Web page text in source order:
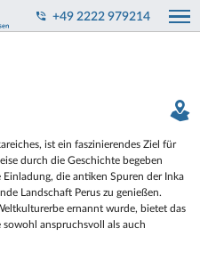
+49 2222 979214
ist ein faszinierendes Ziel für
durch die Geschichte begeben
die antiken Spuren der Inka
Landschaft Perus zu genießen.
ernannt wurde, bietet das
anspruchsvoll als auch